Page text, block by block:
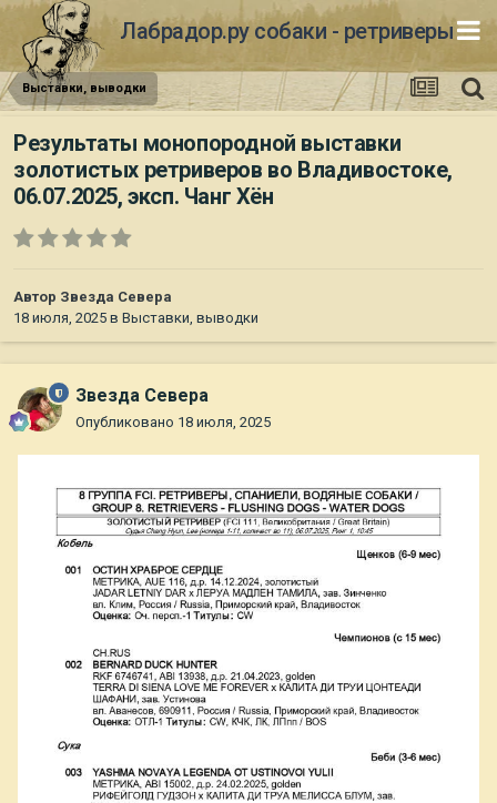
Лабрадор.ру собаки - ретриверы
Выставки, выводки
Результаты монопородной выставки
золотистых ретриверов во Владивостоке,
06.07.2025, эксп. Чанг Хён
Автор Звезда Севера
18 июля, 2025 в Выставки, выводки
Звезда Севера
Опубликовано 18 июля, 2025